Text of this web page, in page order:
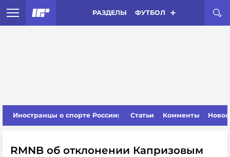
РАЗДЕЛЫ ФУТБОЛ
Иностранцы о спорте России: Статьи Комменты
RMNB об отклонении Капризовым